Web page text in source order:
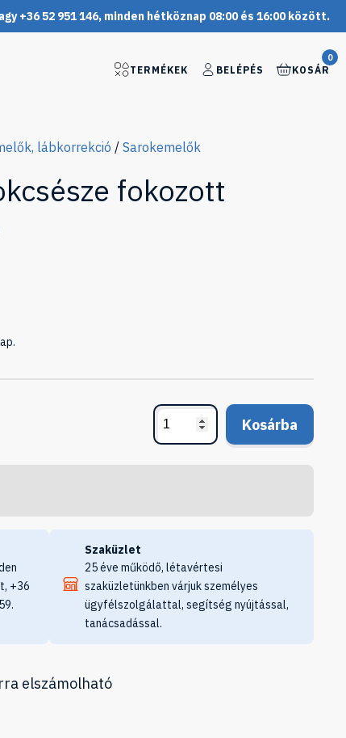
+36 52 951 146, minden hétköznap 08:00 és 16:00 között.
TERMÉKEK BELÉPÉS
0
KOSÁR
lábkorrekció / Sarokemelők
fokozott
Kosárba
+36
Szaküzlet
25 éve működő, létavértesi
szaküzletünkben várjuk személyes
ügyfélszolgálattal, segítség nyújtással,
tanácsadással.
elszámolható